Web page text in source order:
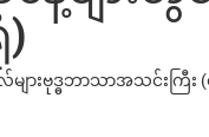
)
များဗုဒ္ဓဘာသာအသင်း